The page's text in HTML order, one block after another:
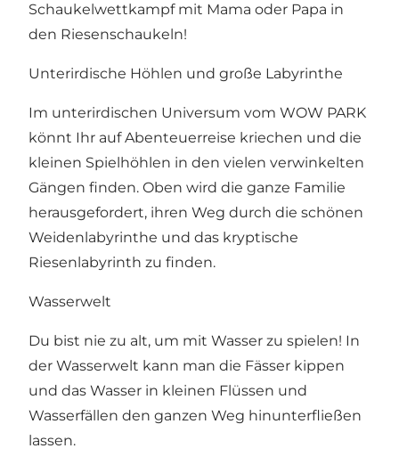
Schaukelwettkampf mit Mama oder Papa in
den Riesenschaukeln!
Unterirdische Höhlen und große Labyrinthe
Im unterirdischen Universum vom WOW PARK
könnt Ihr auf Abenteuerreise kriechen und die
kleinen Spielhöhlen in den vielen verwinkelten
Gängen finden. Oben wird die ganze Familie
herausgefordert, ihren Weg durch die schönen
Weidenlabyrinthe und das kryptische
Riesenlabyrinth zu finden.
Wasserwelt
Du bist nie zu alt, um mit Wasser zu spielen! In
der Wasserwelt kann man die Fässer kippen
und das Wasser in kleinen Flüssen und
Wasserfällen den ganzen Weg hinunterfließen
lassen.